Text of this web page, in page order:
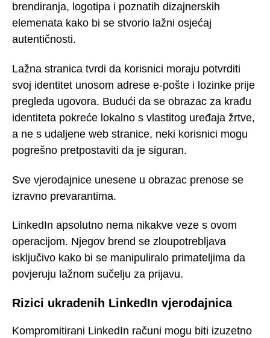
brendiranja, logotipa i poznatih dizajnerskih
elemenata kako bi se stvorio lažni osjećaj
autentičnosti.
Lažna stranica tvrdi da korisnici moraju potvrditi
svoj identitet unosom adrese e-pošte i lozinke prije
pregleda ugovora. Budući da se obrazac za krađu
identiteta pokreće lokalno s vlastitog uređaja žrtve,
a ne s udaljene web stranice, neki korisnici mogu
pogrešno pretpostaviti da je siguran.
Sve vjerodajnice unesene u obrazac prenose se
izravno prevarantima.
LinkedIn apsolutno nema nikakve veze s ovom
operacijom. Njegov brend se zloupotrebljava
isključivo kako bi se manipuliralo primateljima da
povjeruju lažnom sučelju za prijavu.
Rizici ukradenih LinkedIn vjerodajnica
Kompromitirani LinkedIn računi mogu biti izuzetno